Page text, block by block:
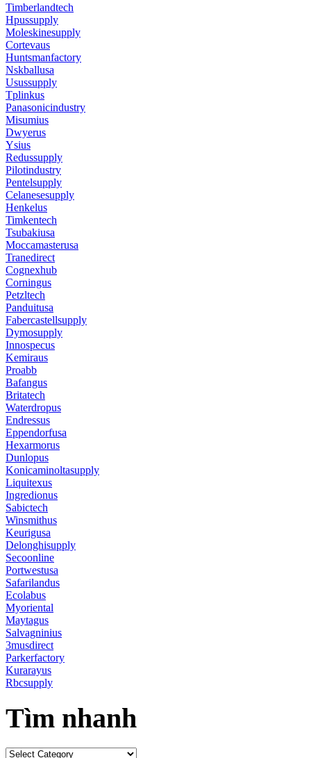
Timberlandtech
Hpussupply
Moleskinesupply
Cortevaus
Huntsmanfactory
Nskballusa
Usussupply
Tplinkus
Panasonicindustry
Misumius
Dwyerus
Ysius
Redussupply
Pilotindustry
Pentelsupply
Celanesesupply
Henkelus
Timkentech
Tsubakiusa
Moccamasterusa
Tranedirect
Cognexhub
Corningus
Petzltech
Panduitusa
Fabercastellsupply
Dymosupply
Innospecus
Kemiraus
Proabb
Bafangus
Britatech
Waterdropus
Endressus
Eppendorfusa
Hexarmorus
Dunlopus
Konicaminoltasupply
Liquitexus
Ingredionus
Sabictech
Winsmithus
Keurigusa
Delonghisupply
Secoonline
Portwestusa
Safarilandus
Ecolabus
Myoriental
Maytagus
Salvagninius
3musdirect
Parkerfactory
Kurarayus
Rbcsupply
Tìm nhanh